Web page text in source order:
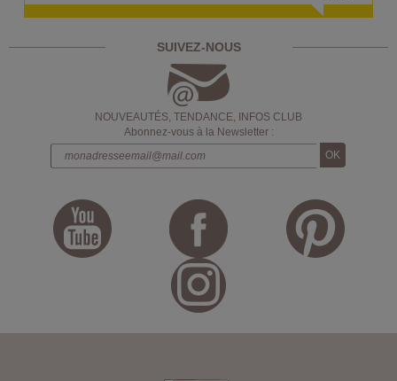
SUIVEZ-NOUS
NOUVEAUTÉS, TENDANCE, INFOS CLUB
Abonnez-vous à la Newsletter :